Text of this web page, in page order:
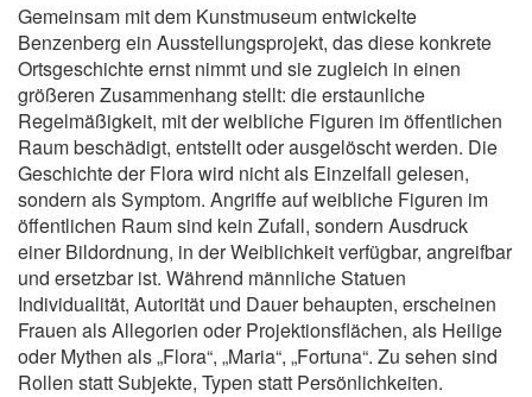
Gemeinsam mit dem Kunstmuseum entwickelte
Benzenberg ein Ausstellungsprojekt, das diese konkrete
Ortsgeschichte ernst nimmt und sie zugleich in einen
größeren Zusammenhang stellt: die erstaunliche
Regelmäßigkeit, mit der weibliche Figuren im öffentlichen
Raum beschädigt, entstellt oder ausgelöscht werden. Die
Geschichte der Flora wird nicht als Einzelfall gelesen,
sondern als Symptom. Angriffe auf weibliche Figuren im
öffentlichen Raum sind kein Zufall, sondern Ausdruck
einer Bildordnung, in der Weiblichkeit verfügbar, angreifbar
und ersetzbar ist. Während männliche Statuen
Individualität, Autorität und Dauer behaupten, erscheinen
Frauen als Allegorien oder Projektionsflächen, als Heilige
oder Mythen als „Flora“, „Maria“, „Fortuna“. Zu sehen sind
Rollen statt Subjekte, Typen statt Persönlichkeiten.